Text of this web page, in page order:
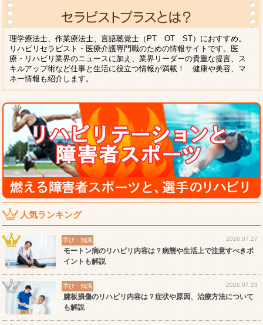
理学療法士、作業療法士、言語聴覚士（PT OT ST）におすすめ。
リハビリセラピスト・医療介護専門職のための情報サイトです。医
療・リハビリ業界のニュースに加え、業界リーダーの貴重な提言、ス
キルアップ術など仕事と生活に役立つ情報が満載！ 健康や美容、マ
ネー情報も紹介します。
人気ランキング
学び・知識 2026.07.27
モートン病のリハビリ内容は？病態や生活上で注意すべきポ
イントも解説
学び・知識 2026.07.23
腱板損傷のリハビリ内容は？症状や原因、治療方法について
も解説